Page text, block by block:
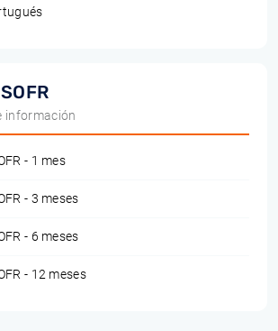
información
- 1 mes
- 3 meses
- 6 meses
- 12 meses